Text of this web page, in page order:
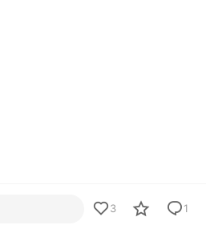
3 1